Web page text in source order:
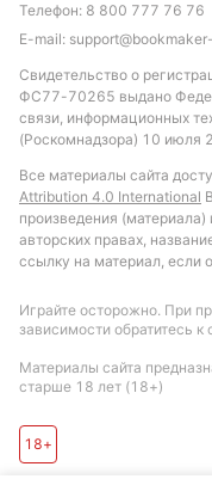
Телефон: 8 800 777 76 76
E-mail:
Свидетельство о
ФС77-70265 выдано
связи, информационных
(Роскомнадзора) 10 июля
Все материалы сайта
Attribution 4.0 International
произведения
авторских правах,
ссылку на материал, если
Играйте осторожно. При
зависимости обратитесь к
Материалы сайта
старше 18 лет (18+)
18+